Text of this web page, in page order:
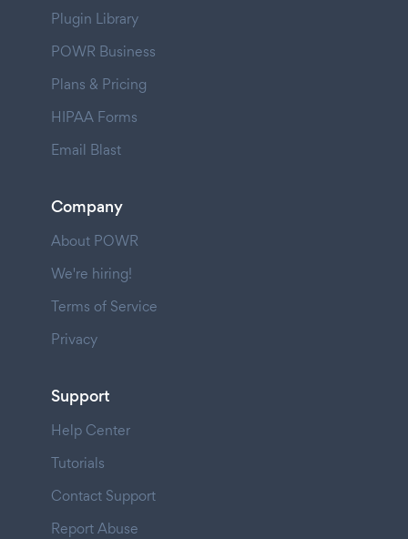
Plugin Library
POWR Business
Plans & Pricing
HIPAA Forms
Email Blast
Company
About POWR
We're hiring!
Terms of Service
Privacy
Support
Help Center
Tutorials
Contact Support
Report Abuse